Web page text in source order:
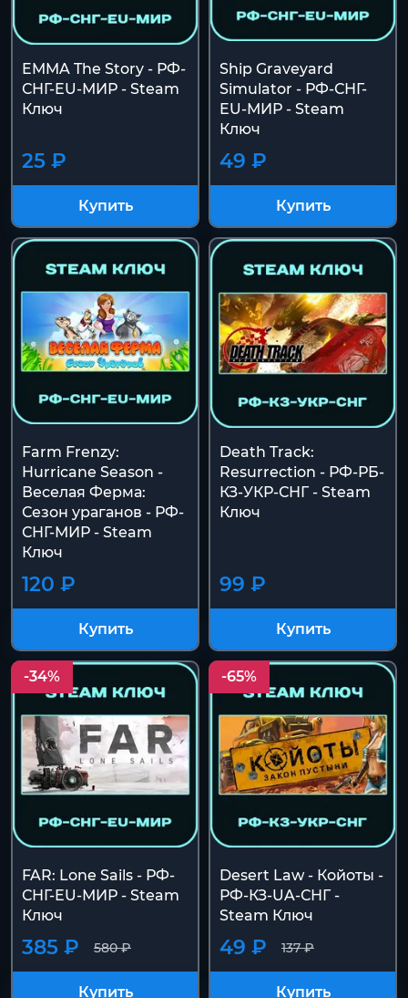
EMMA The Story - РФ-
СНГ-EU-МИР - Steam
Ключ
25 ₽
Купить
Ship Graveyard
Simulator - РФ-СНГ-
EU-МИР - Steam
Ключ
49 ₽
Купить
Farm Frenzy:
Hurricane Season -
Веселая Ферма:
Сезон ураганов - РФ-
СНГ-МИР - Steam
Ключ
120 ₽
Купить
Death Track:
Resurrection - РФ-РБ-
КЗ-УКР-СНГ - Steam
Ключ
99 ₽
Купить
-34%
FAR: Lone Sails - РФ-
СНГ-EU-МИР - Steam
Ключ
580 ₽
385 ₽
Купить
-65%
Desert Law - Койоты -
РФ-КЗ-UA-СНГ -
Steam Ключ
137 ₽
49 ₽
Купить